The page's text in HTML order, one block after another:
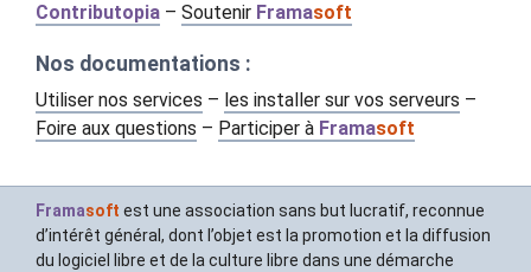
Contributopia – Soutenir Framasoft
Nos documentations :
Utiliser nos services – les installer sur vos serveurs –
Foire aux questions – Participer à Framasoft
Framasoft est une association sans but lucratif, reconnue
d’intérêt général, dont l’objet est la promotion et la diffusion
du logiciel libre et de la culture libre dans une démarche